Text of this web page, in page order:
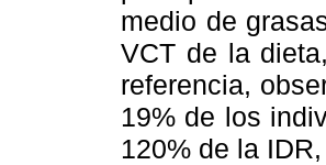
medio de
VCT de la
referencia,
19% de los
120% de la